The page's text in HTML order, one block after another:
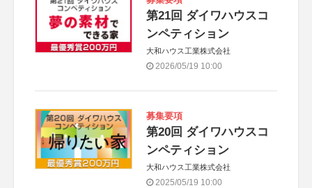
第21回 ダイワハウスコ
ンペティション
大和ハウス工業株式会社
2026/05/19 10:00
募集要項
第20回 ダイワハウスコ
ンペティション
大和ハウス工業株式会社
2025/05/19 10:00